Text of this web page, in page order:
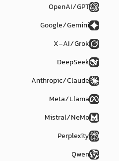
OpenAI/GPT
Google/Gemini
X-AI/Grok
DeepSeek
Anthropic/Claude
Meta/Llama
Mistral/NeMo
Perplexity
Qwen